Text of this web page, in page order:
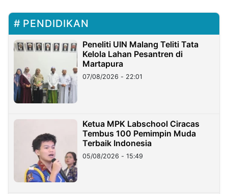
PENDIDIKAN
Peneliti UIN Malang Teliti Tata
Kelola Lahan Pesantren di
Martapura
07/08/2026 - 22:01
Ketua MPK Labschool Ciracas
Tembus 100 Pemimpin Muda
Terbaik Indonesia
05/08/2026 - 15:49